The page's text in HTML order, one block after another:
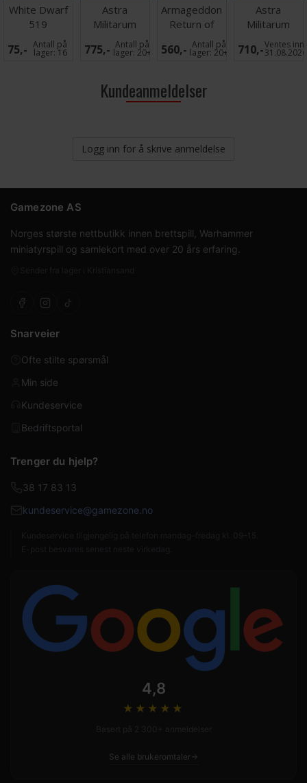
White Dwarf
519
75,- Antall på
lager: 16
Astra
Militarum
Commissar
Graves
775,- Antall på
lager:20+
Armageddon
Return of
Yarrick
(Slipcase)
560,- Antall på
lager:20+
Astra
Militarum
Paint Set
710,-Ventes inn
31.08.2026
Kundeanmeldelser
Logg inn for å skrive anmeldelse
Gamezone AS
Norges største nettbutikk innen brettspill, Warhammer
miniatyrspill og samlekort med over 20 års erfaring.
Snarveier
Ofte stilte spørsmål
Min side
Kundeservice
Bedriftsportal
Trenger du hjelp?
38 17 83 13
kundeservice@gamezone.no
4,8
★★★★ ★
Se alle brukeromtaler